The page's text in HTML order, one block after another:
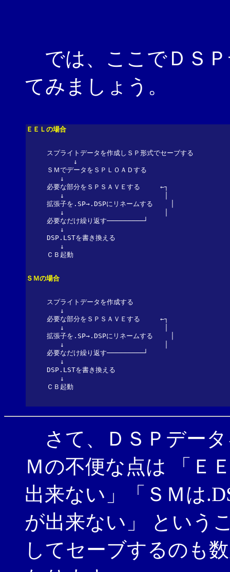
では、ここでＤＳ
てみましょう。
ＥＥＬの場合
スプライトデータを作成しＳＰ形式でセーブする
↓
ＳＭでデータをＳＰＬＯＡＤする
↓
必要な部分をＳＰＳＡＶＥする　　　←┐
↓　　　　　　　　　　　　　　　│
拡張子を.SP→.DSPにリネームする 　　│
↓　　　　　　　　　　　　　　　│
必要なだけ繰り返す─────────┘
↓
DSP.LSTを書き換える
↓
ＳＭの場合
スプライトデータを作成する
↓
必要な部分をＳＰＳＡＶＥする　　　←┐
↓　　　　　　　　　　　　　　　│
拡張子を.SP→.DSPにリネームする 　　│
↓　　　　　　　　　　　　　　　│
必要なだけ繰り返す─────────┘
↓
DSP.LSTを書き換える
↓
さて、ＤＳＰデー
Ｍの不便な点は 「Ｅ
出来ない」「ＳＭは
が出来ない」 という
してセーブするのも